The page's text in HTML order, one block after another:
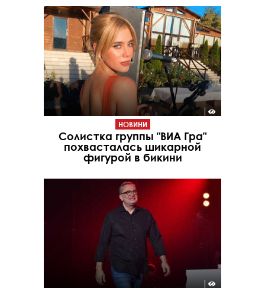
НОВИНИ
Солистка группы "ВИА Гра"
похвасталась шикарной
фигурой в бикини